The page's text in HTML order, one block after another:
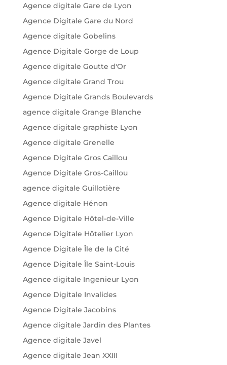
Agence digitale Gare de Lyon
Agence Digitale Gare du Nord
Agence digitale Gobelins
Agence Digitale Gorge de Loup
Agence digitale Goutte d'Or
Agence digitale Grand Trou
Agence Digitale Grands Boulevards
agence digitale Grange Blanche
Agence digitale graphiste Lyon
Agence digitale Grenelle
Agence Digitale Gros Caillou
Agence Digitale Gros-Caillou
agence digitale Guillotière
Agence digitale Hénon
Agence Digitale Hôtel-de-Ville
Agence Digitale Hôtelier Lyon
Agence Digitale Île de la Cité
Agence Digitale Île Saint-Louis
Agence digitale Ingenieur Lyon
Agence Digitale Invalides
Agence Digitale Jacobins
Agence digitale Jardin des Plantes
Agence digitale Javel
Agence digitale Jean XXIII